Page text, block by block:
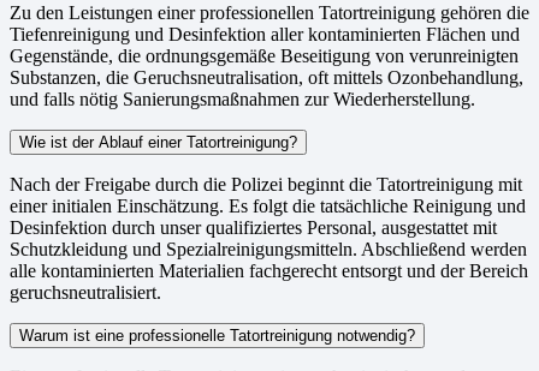
Zu den Leistungen einer professionellen Tatortreinigung gehören die
Tiefenreinigung und Desinfektion aller kontaminierten Flächen und
Gegenstände, die ordnungsgemäße Beseitigung von verunreinigten
Substanzen, die Geruchsneutralisation, oft mittels Ozonbehandlung,
und falls nötig Sanierungsmaßnahmen zur Wiederherstellung.
Wie ist der Ablauf einer Tatortreinigung?
Nach der Freigabe durch die Polizei beginnt die Tatortreinigung mit
einer initialen Einschätzung. Es folgt die tatsächliche Reinigung und
Desinfektion durch unser qualifiziertes Personal, ausgestattet mit
Schutzkleidung und Spezialreinigungsmitteln. Abschließend werden
alle kontaminierten Materialien fachgerecht entsorgt und der Bereich
geruchsneutralisiert.
Warum ist eine professionelle Tatortreinigung notwendig?